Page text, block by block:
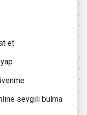
et
sevgili bulma